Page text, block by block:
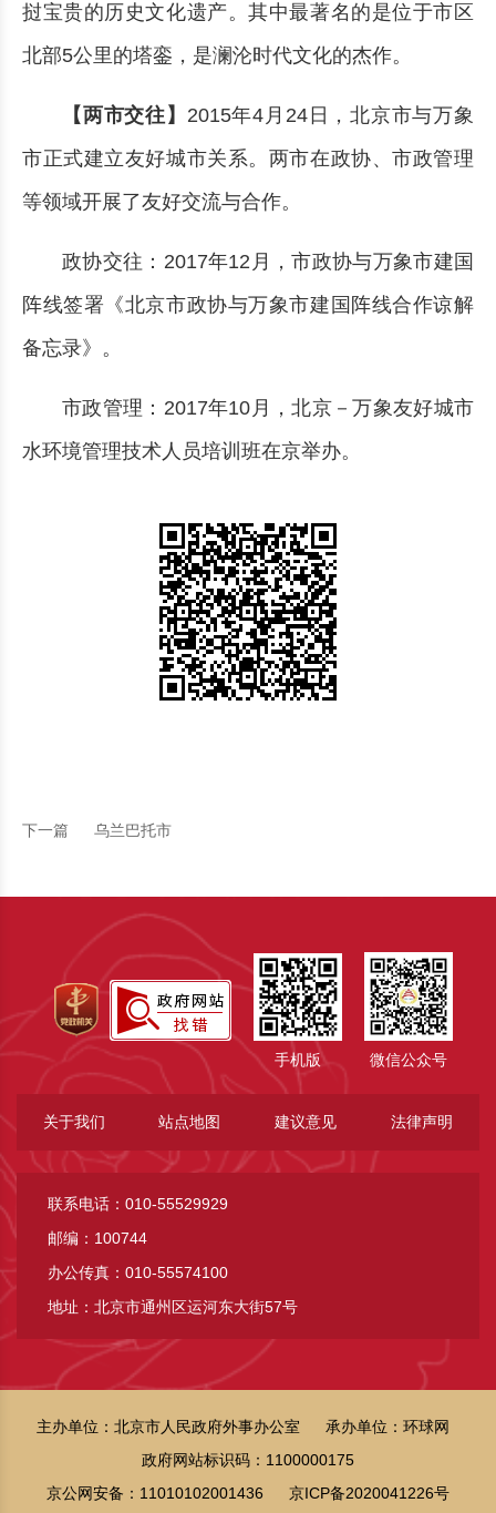
挝宝贵的历史文化遗产。其中最著名的是位于市区
北部5公里的塔銮，是澜沦时代文化的杰作。
【两市交往】 2015年4月24日，北京市与万象
市正式建立友好城市关系。两市在政协、市政管理
等领域开展了友好交流与合作。
政协交往：2017年12月，市政协与万象市建国
阵线签署《北京市政协与万象市建国阵线合作谅解
备忘录》。
市政管理：2017年10月，北京－万象友好城市
水环境管理技术人员培训班在京举办。
下一篇 乌兰巴托市
手机版 微信公众号
关于我们 站点地图 建议意见 法律声明
联系电话：010-55529929
邮编：100744
办公传真：010-55574100
地址：北京市通州区运河东大街57号
主办单位：北京市人民政府外事办公室
承办单位：环球网
政府网站标识码：1100000175
京公网安备：11010102001436
京ICP备2020041226号